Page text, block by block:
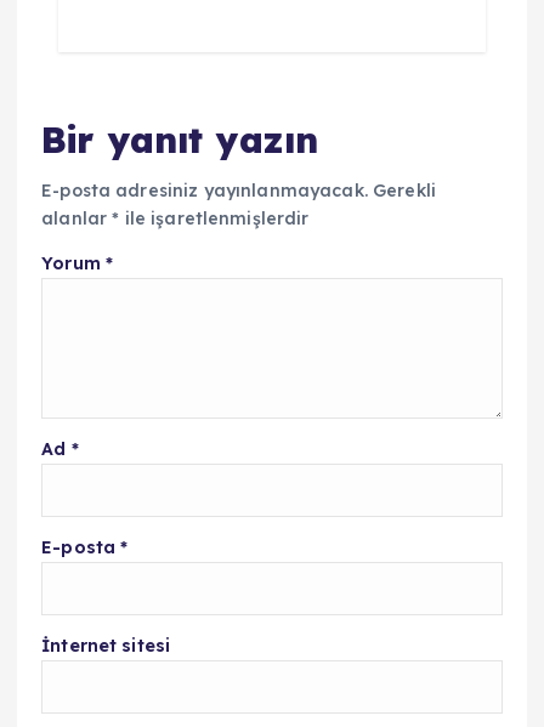
Bir yanıt yazın
E-posta adresiniz yayınlanmayacak. Gerekli
alanlar* ile işaretlenmişlerdir
Yorum *
Ad *
E-posta*
İnternet sitesi